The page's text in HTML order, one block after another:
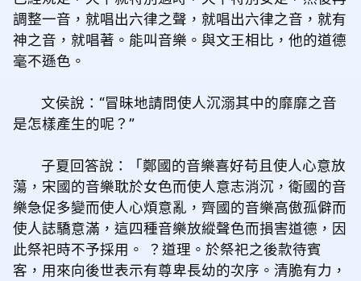
調整一音，就唱出六律之聲，就唱出六律之音，就有
神之音，就唱著。能叫音樂。與文王相比，他的道德
毫不遜色。
文侯說：“冒昧地請問使人沉溺其中的靡靡之音
是怎樣產生的呢？”
子夏回答說：「鄭國的音樂喜好苟且使人心意放
蕩，宋國的音樂耽於女色而使人意志消沉，衛國的音
樂急促多變而使人心煩意亂，齊國的音樂高傲孤僻而
使人誌驕意滿，這四種音樂放縱聲色而損害道德，因
此祭祀時不予採用。 ？道理。於祭祀之後款待賓
客，用來向後世表示有尊卑長幼的次序。清脆有力，